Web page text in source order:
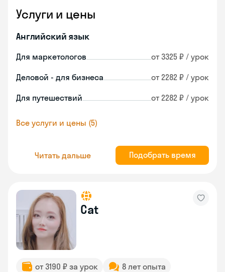
Услуги и цены
Английский язык
Для маркетологов от 3325 ₽ / урок
Деловой - для бизнеса от 2282 ₽ / урок
Для путешествий от 2282 ₽ / урок
Все услуги и цены (5)
Читать дальше Подобрать время
Cat
от 3190 ₽ за урок 8 лет опыта